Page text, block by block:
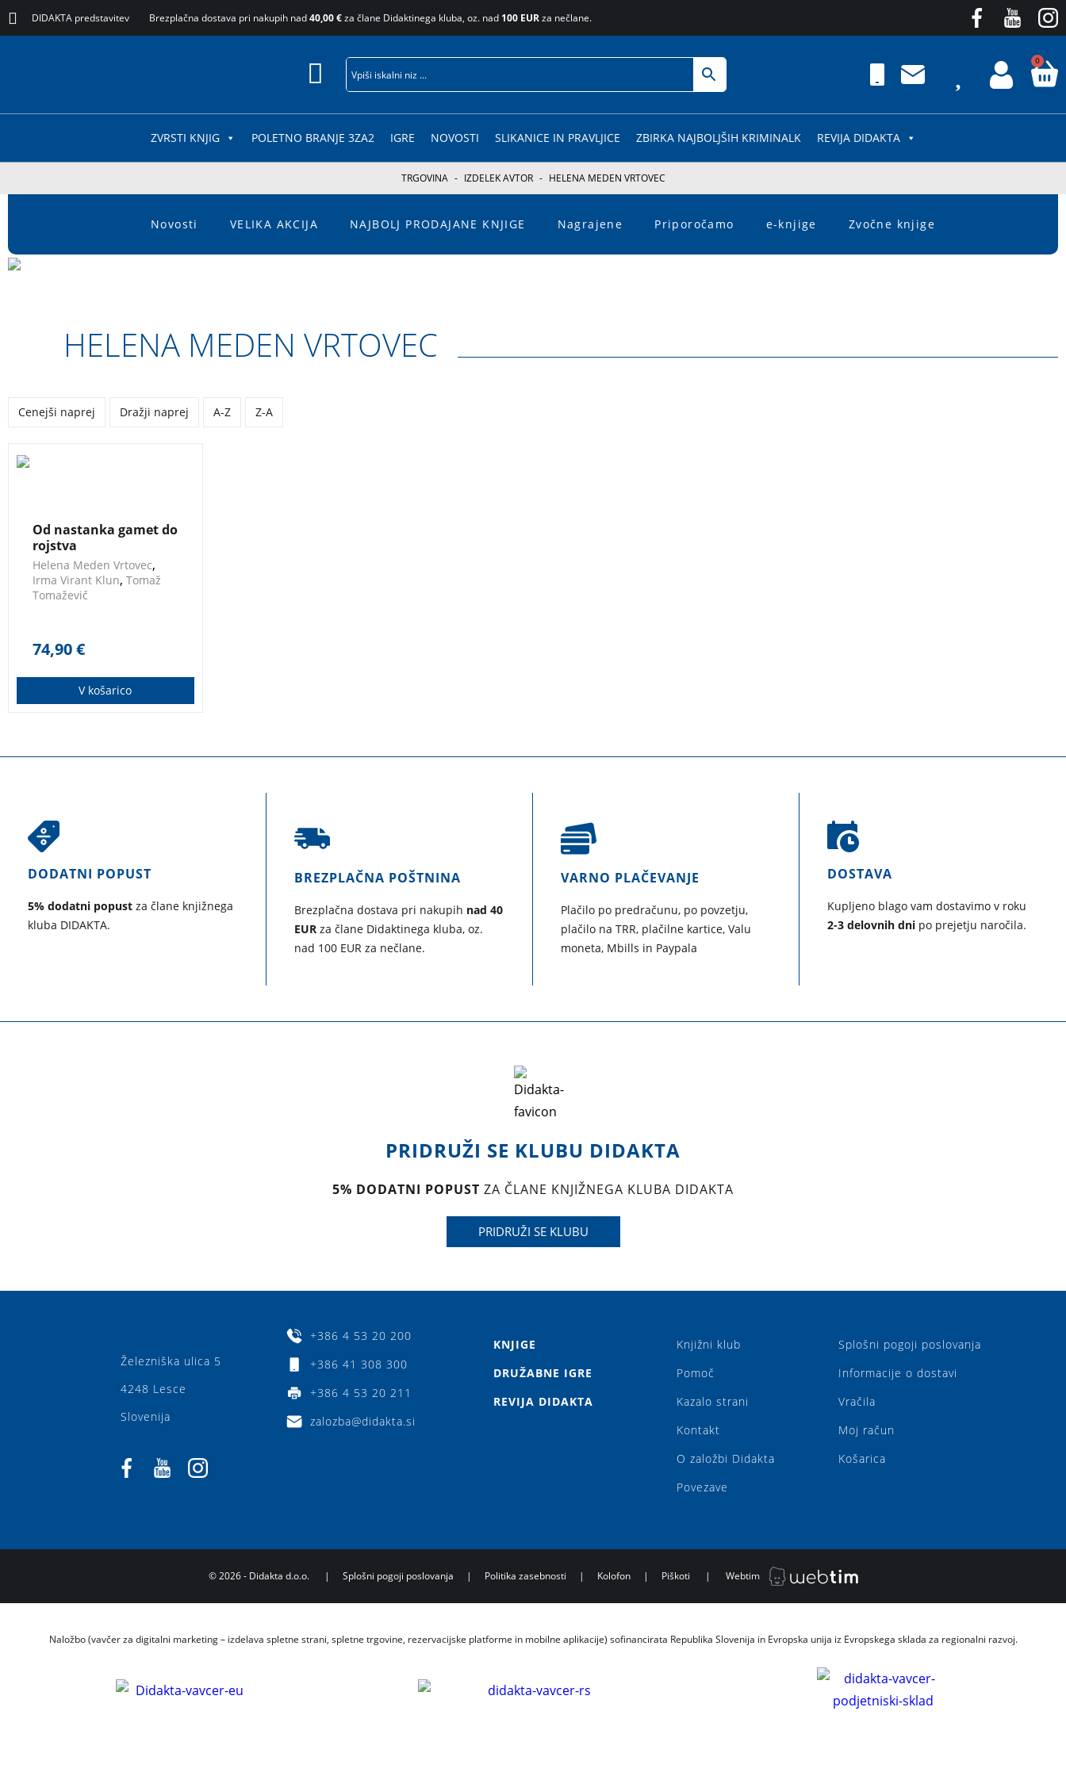
DIDAKTA predstavitev Brezplačna dostava pri nakupih nad40,00 €za člane Didaktinega kluba, oz. nad 100 EURza nečlane.
0
ZVRSTI KNJIG POLETNO BRANJE 3ZA2 IGRE NOVOSTI SLIKANICE IN PRAVLJICE ZBIRKA NAJBOLJŠIH KRIMINALK REVIJA DIDAKTA
TRGOVINA - IZDELEK AVTOR - HELENA MEDEN VRTOVEC
Novosti VELIKA AKCIJA NAJBOLJ PRODAJANE KNJIGE Nagrajene Priporočamo e-knjige Zvočne knjige
HELENA MEDEN VRTOVEC
Cenejši naprej Dražji naprej A-Z Z-A
gamet, zgradbe gamet in
tehnik oploditve z
biomedicinsko pomočjo.
Od nastanka gamet do
rojstva
Helena Meden Vrtovec,
Irma Virant Klun, Tomaž
Tomaževič
74,90€
V košarico
DODATNI POPUST
5% dodatni popust za člane knjižnega
kluba DIDAKTA.
BREZPLAČNA POŠTNINA
Brezplačna dostava pri nakupih nad 40
EUR za člane Didaktinega kluba, oz.
nad 100 EUR za nečlane.
VARNO PLAČEVANJE
Plačilo po predračunu, po povzetju,
plačilo na TRR, plačilne kartice, Valu
moneta, Mbills in Paypala
DOSTAVA
Kupljeno blago vam dostavimo v roku
2-3 delovnih dni po prejetju naročila.
PRIDRUŽI SE KLUBU DIDAKTA
5% DODATNI POPUST ZA ČLANE KNJIŽNEGA KLUBA DIDAKTA
PRIDRUŽI SE KLUBU
Železniška ulica 5
4248 Lesce
Slovenija
+386 4 53 20 200
+386 41 308 300
+386 4 53 20 211
zalozba@didakta.si
KNJIGE
DRUŽABNE IGRE
REVIJA DIDAKTA
Knjižni klub
Pomoč
Kazalo strani
Kontakt
O založbi Didakta
Povezave
Splošni pogoji poslovanja
Informacije o dostavi
Vračila
Moj račun
Košarica
© 2026 - Didakta d.o.o. | Splošni pogoji poslovanja | Politika zasebnosti | Kolofon | Piškoti | Webtim
Naložbo (vavčer za digitalni marketing – izdelava spletne strani, spletne trgovine, rezervacijske platforme in mobilne aplikacije) sofinancirata Republika Slovenija in Evropska unija iz Evropskega sklada za regionalni razvoj.